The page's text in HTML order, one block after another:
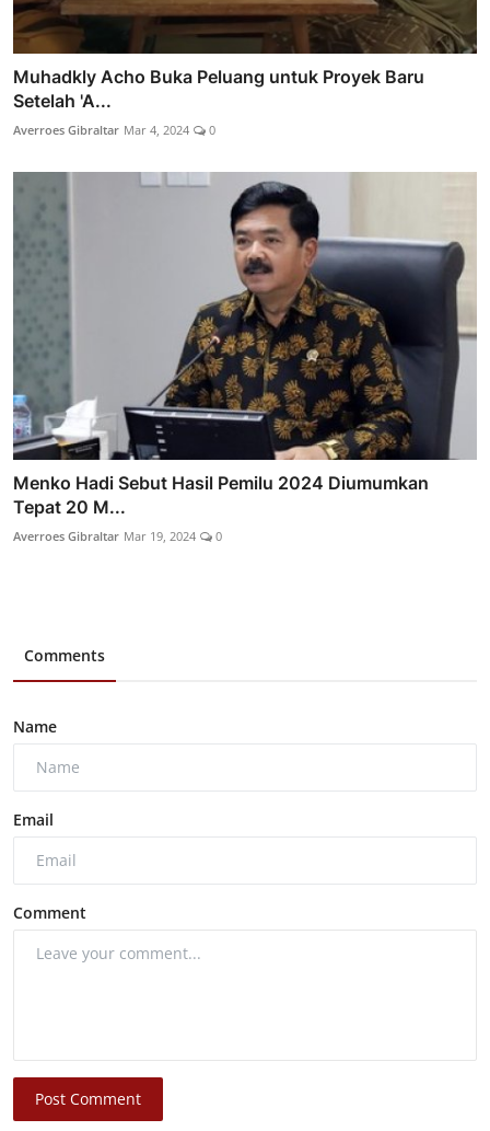
Muhadkly Acho Buka Peluang untuk Proyek Baru
Setelah 'A...
Averroes Gibraltar Mar 4, 2024 0
Menko Hadi Sebut Hasil Pemilu 2024 Diumumkan
Tepat 20 M...
Averroes Gibraltar Mar 19, 2024 0
Comments
Name
Email
Comment
Post Comment